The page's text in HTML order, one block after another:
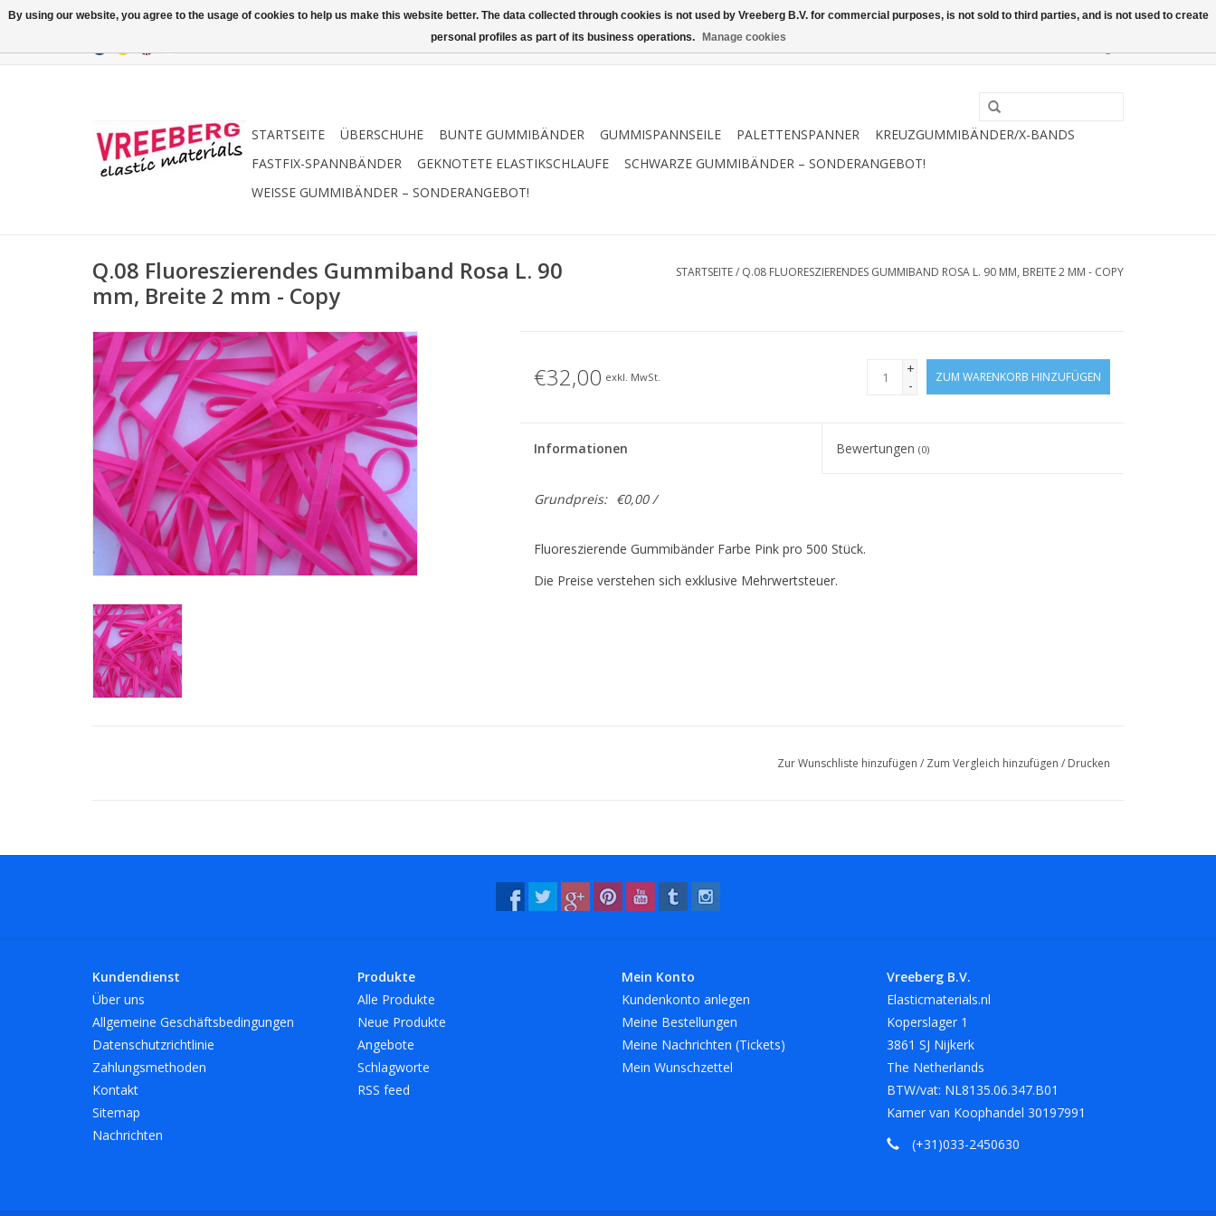
STARTSEITE ÜBERSCHUHE BUNTE GUMMIBÄNDER GUMMISPANNSEILE PALETTENSPANNER
KREUZGUMMIBÄNDER/X-BANDS
FASTFIX-SPANNBÄNDER
GEKNOTETE ELASTIKSCHLAUFE
SCHWARZE GUMMIBÄNDER – SONDERANGEBOT!
WEISSE GUMMIBÄNDER – SONDERANGEBOT!
Q.08 Fluoreszierendes Gummiband Rosa L. 90
mm, Breite 2 mm - Copy
STARTSEITE/ Q.08 FLUORESZIERENDES GUMMIBAND ROSA L. 90 MM, BREITE 2 MM - COPY
€32,00 exkl. MwSt.
+
-
ZUM WARENKORB HINZUFÜGEN
Informationen Bewertungen(0)
Grundpreis: €0,00 /
Fluoreszierende Gummibänder Farbe Pink pro 500 Stück.
Die Preise verstehen sich exklusive Mehrwertsteuer.
Zur Wunschliste hinzufügen / Zum Vergleich hinzufügen / Drucken
Kundendienst
Über uns
Allgemeine Geschäftsbedingungen
Datenschutzrichtlinie
Zahlungsmethoden
Kontakt
Sitemap
Nachrichten
Produkte
Alle Produkte
Neue Produkte
Angebote
Schlagworte
RSS feed
Mein Konto
Kundenkonto anlegen
Meine Bestellungen
Meine Nachrichten (Tickets)
Mein Wunschzettel
Vreeberg B.V.
Elasticmaterials.nl
Koperslager 1
3861 SJ Nijkerk
The Netherlands
BTW/vat: NL8135.06.347.B01
Kamer van Koophandel 30197991
(+31)033-2450630
By using our website, you agree to the usage of cookies to help us make this website better. The data collected through cookies is not used by Vreeberg B.V. for commercial purposes, is not sold to third parties, and is not used to create
personal profiles as part of its business operations.
Manage cookies